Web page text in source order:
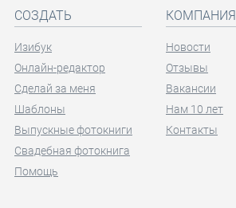
СОЗДАТЬ
Изибук
Онлайн-редактор
Сделай за меня
Шаблоны
Выпускные фотокниги
Свадебная фотокнига
Помощь
КОМПАНИЯ
Новости
Отзывы
Вакансии
Нам 10 лет
Контакты